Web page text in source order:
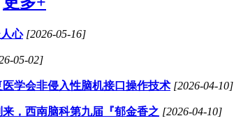
心 [2026-05-16]
05-02]
学会非侵入性脑机接口操作技术 [2026-04-10]
，西南脑科第九届『郁金香之 [2026-04-10]